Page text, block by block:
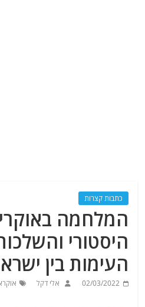
כתבות קצרות
המלחמה
היסטורי
העימות בין
02/03/2022 אלי דקל